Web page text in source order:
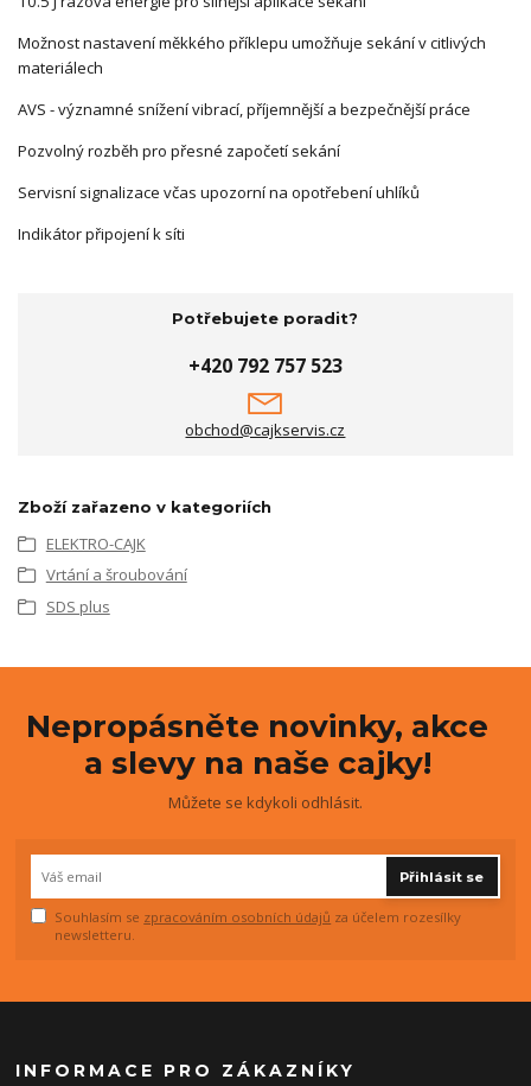
Možnost nastavení měkkého příklepu umožňuje sekání v citlivých
materiálech
AVS - významné snížení vibrací, příjemnější a bezpečnější práce
Pozvolný rozběh pro přesné započetí sekání
Servisní signalizace včas upozorní na opotřebení uhlíků
Indikátor připojení k síti
Potřebujete poradit?
+420 792 757 523
obchod@cajkservis.cz
Zboží zařazeno v kategoriích
ELEKTRO-CAJK
Vrtání a šroubování
SDS plus
Nepropásněte novinky, akce
a slevy na naše cajky!
Můžete se kdykoli odhlásit.
Přihlásit se
Souhlasím se zpracováním osobních údajů za účelem rozesílky
newsletteru.
INFORMACE PRO ZÁKAZNÍKY